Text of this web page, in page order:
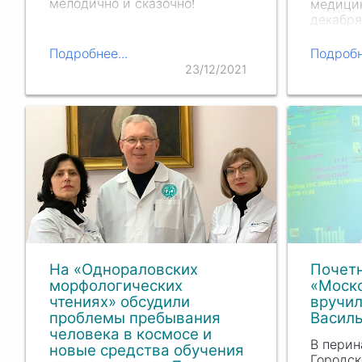
Подробнее...
23/12/2021
На «Однораловских
морфологических
чтениях» обсудили
проблемы пребывания
человека в космосе и
новые средства обучения
В